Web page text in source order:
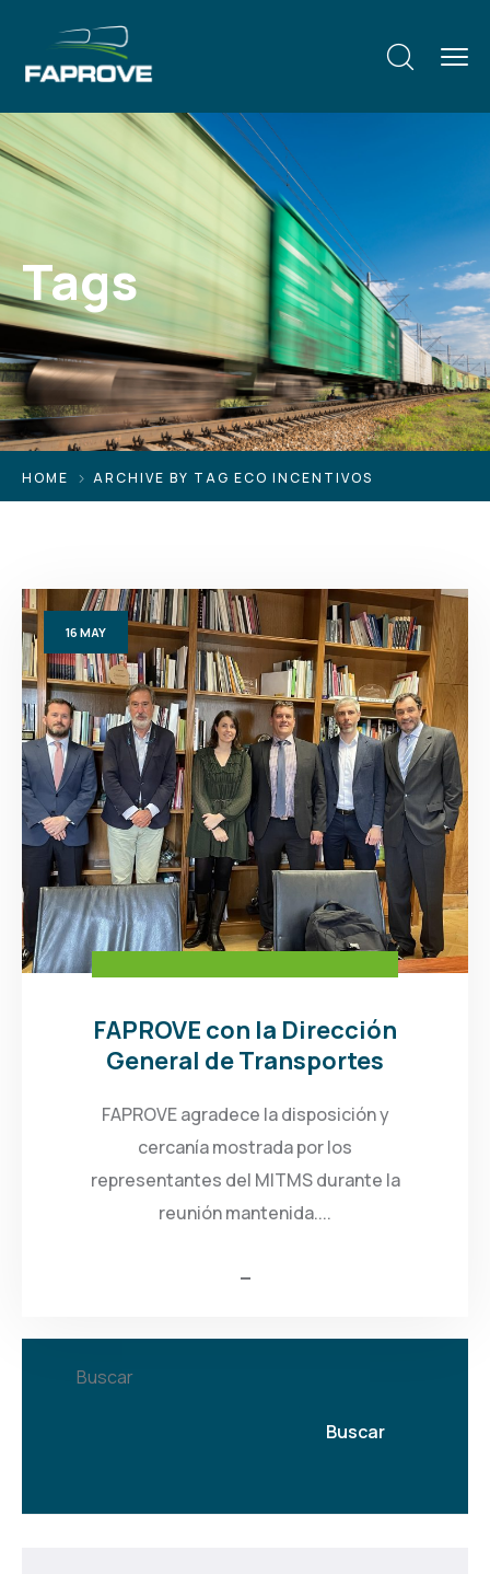
Tags
HOME ARCHIVE BY TAG ECO INCENTIVOS
16 MAY
FAPROVE con la Dirección
General de Transportes
FAPROVE agradece la disposición y
cercanía mostrada por los
representantes del MITMS durante la
reunión mantenida....
Buscar
Buscar